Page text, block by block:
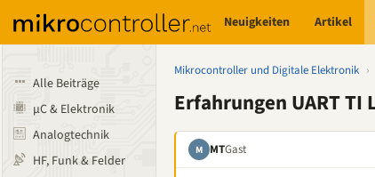
Neuigkeiten Artikel
Alle Beiträge
µC & Elektronik
Analogtechnik
HF, Funk & Felder
Mikrocontroller und Digitale Elektronik ›
Erfahrungen UART TI
M MTGast